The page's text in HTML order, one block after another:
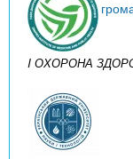
I ОХОРОНА